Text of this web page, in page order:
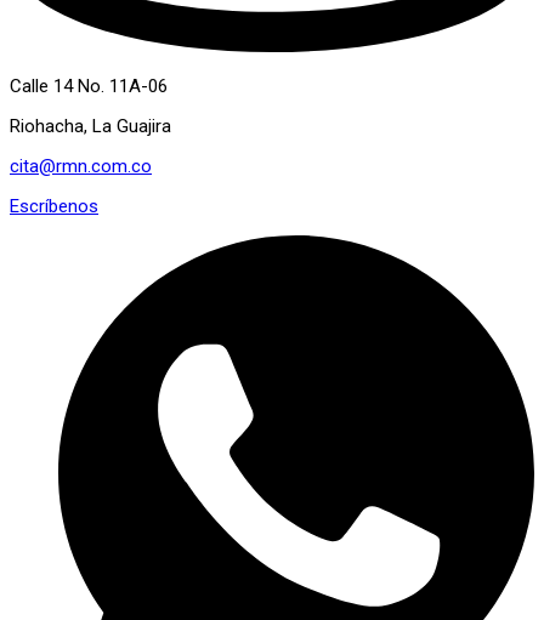
Calle 14 No. 11A-06
Riohacha, La Guajira
cita@rmn.com.co
Escríbenos